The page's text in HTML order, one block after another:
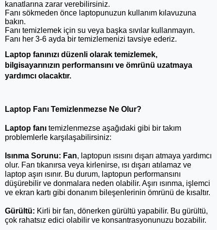
kanatlarına zarar verebilirsiniz.
Fanı sökmeden önce laptopunuzun kullanım kılavuzuna
bakın.
Fanı temizlemek için su veya başka sıvılar kullanmayın.
Fanı her 3-6 ayda bir temizlemenizi tavsiye ederiz.
Laptop fanınızı düzenli olarak temizlemek,
bilgisayarınızın performansını ve ömrünü uzatmaya
yardımcı olacaktır.
Laptop Fanı Temizlenmezse Ne Olur?
Laptop fanı temizlenmezse aşağıdaki gibi bir takım
problemlerle karşılaşabilirsiniz:
Isınma Sorunu: Fan, laptopun ısısını dışarı atmaya yardımcı
olur. Fan tıkanırsa veya kirlenirse, ısı dışarı atılamaz ve
laptop aşırı ısınır. Bu durum, laptopun performansını
düşürebilir ve donmalara neden olabilir. Aşırı ısınma, işlemci
ve ekran kartı gibi donanım bileşenlerinin ömrünü de kısaltır.
Gürültü: Kirli bir fan, dönerken gürültü yapabilir. Bu gürültü,
çok rahatsız edici olabilir ve konsantrasyonunuzu bozabilir.